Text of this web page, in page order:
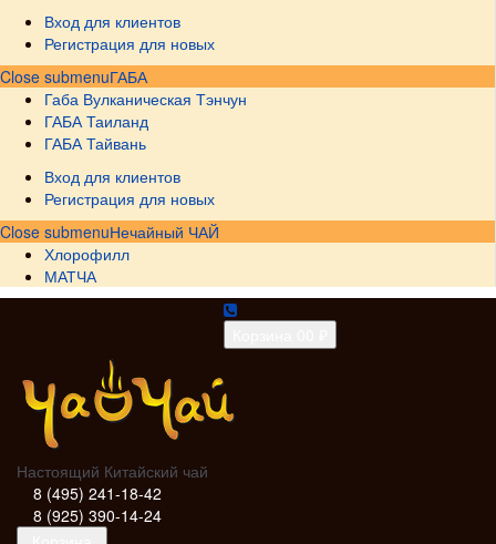
Вход для клиентов
Регистрация для новых
Close submenuГАБА
Габа Вулканическая Тэнчун
ГАБА Таиланд
ГАБА Тайвань
Вход для клиентов
Регистрация для новых
Close submenuНечайный ЧАЙ
Хлорофилл
МАТЧА
Настоящий Китайский чай
8 (495) 241-18-42
8 (925) 390-14-24